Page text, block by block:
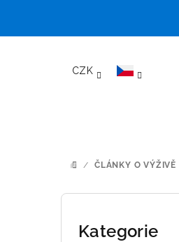
CZK
DOMŮ
/ ČLÁNKY O VÝŽIVĚ
P
Přeskočit
Kategorie